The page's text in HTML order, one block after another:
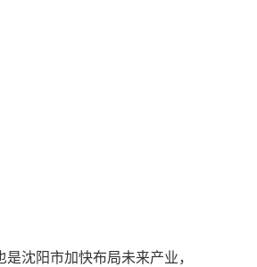
沈阳市加快布局未来产业，